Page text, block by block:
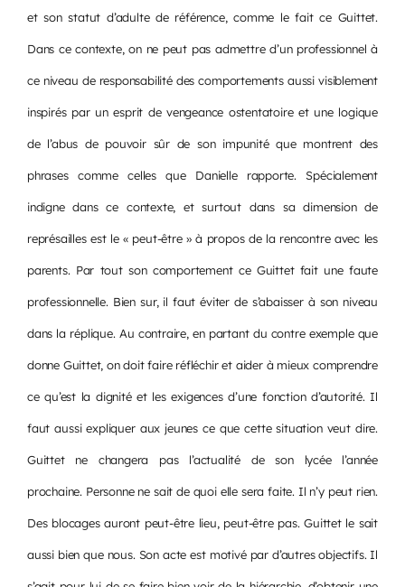
et son statut d’adulte de référence, comme le fait ce Guittet.
Dans ce contexte, on ne peut pas admettre d’un professionnel à
ce niveau de responsabilité des comportements aussi visiblement
inspirés par un esprit de vengeance ostentatoire et une logique
de l’abus de pouvoir sûr de son impunité que montrent des
phrases comme celles que Danielle rapporte. Spécialement
indigne dans ce contexte, et surtout dans sa dimension de
représailles est le « peut-être » à propos de la rencontre avec les
parents. Par tout son comportement ce Guittet fait une faute
professionnelle. Bien sur, il faut éviter de s’abaisser à son niveau
dans la réplique. Au contraire, en partant du contre exemple que
donne Guittet, on doit faire réfléchir et aider à mieux comprendre
ce qu’est la dignité et les exigences d’une fonction d’autorité. Il
faut aussi expliquer aux jeunes ce que cette situation veut dire.
Guittet ne changera pas l’actualité de son lycée l’année
prochaine. Personne ne sait de quoi elle sera faite. Il n’y peut rien.
Des blocages auront peut-être lieu, peut-être pas. Guittet le sait
aussi bien que nous. Son acte est motivé par d’autres objectifs. Il